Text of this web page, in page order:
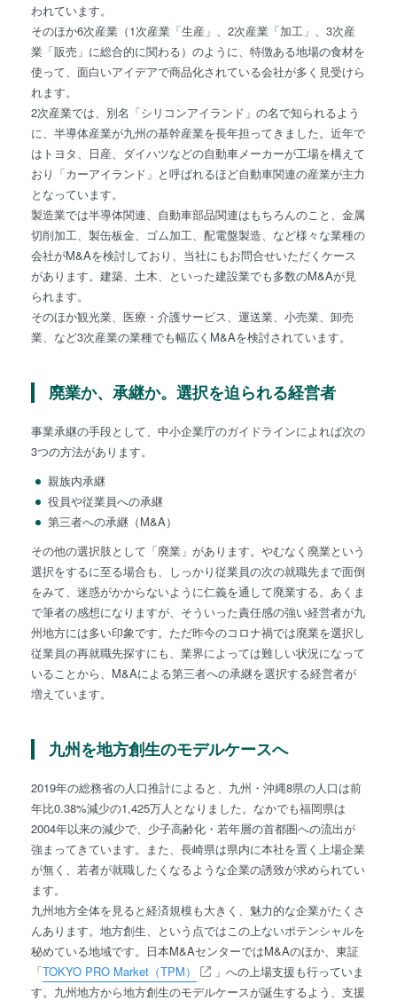
われています。
そのほか6次産業（1次産業「生産」、2次産業「加工」、3次産
業「販売」に総合的に関わる）のように、特徴ある地場の食材を
使って、面白いアイデアで商品化されている会社が多く見受けら
れます。
2次産業では、別名「シリコンアイランド」の名で知られるよう
に、半導体産業が九州の基幹産業を長年担ってきました。近年で
はトヨタ、日産、ダイハツなどの自動車メーカーが工場を構えて
おり「カーアイランド」と呼ばれるほど自動車関連の産業が主力
となっています。
製造業では半導体関連、自動車部品関連はもちろんのこと、金属
切削加工、製缶板金、ゴム加工、配電盤製造、など様々な業種の
会社がM&Aを検討しており、当社にもお問合せいただくケース
があります。建築、土木、といった建設業でも多数のM&Aが見
られます。
そのほか観光業、医療・介護サービス、運送業、小売業、卸売
業、など3次産業の業種でも幅広くM&Aを検討されています。
廃業か、承継か。選択を迫られる経営者
事業承継の手段として、中小企業庁のガイドラインによれば次の
3つの方法があります。
親族内承継
役員や従業員への承継
第三者への承継（M&A）
その他の選択肢として「廃業」があります。やむなく廃業という
選択をするに至る場合も、しっかり従業員の次の就職先まで面倒
をみて、迷惑がかからないように仁義を通して廃業する。あくま
で筆者の感想になりますが、そういった責任感の強い経営者が九
州地方には多い印象です。ただ昨今のコロナ禍では廃業を選択し
従業員の再就職先探すにも、業界によっては難しい状況になって
いることから、M&Aによる第三者への承継を選択する経営者が
増えています。
九州を地方創生のモデルケースへ
2019年の総務省の人口推計によると、九州・沖縄8県の人口は前
年比0.38%減少の1,425万人となりました。なかでも福岡県は
2004年以来の減少で、少子高齢化・若年層の首都圏への流出が
強まってきています。また、長崎県は県内に本社を置く上場企業
が無く、若者が就職したくなるような企業の誘致が求められてい
ます。
九州地方全体を見ると経済規模も大きく、魅力的な企業がたくさ
んあります。地方創生、という点ではこの上ないポテンシャルを
秘めている地域です。日本M&AセンターではM&Aのほか、東証
「TOKYO PRO Market（TPM）
」への上場支援も行っていま
す。九州地方から地方創生のモデルケースが誕生するよう、支援